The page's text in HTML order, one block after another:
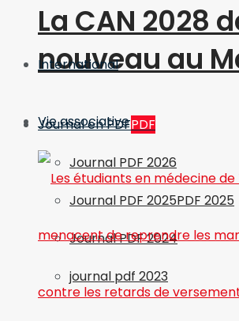
La CAN 2028
nouveau au
Journal en PDFPDF
Journal PDF 2026
Journal PDF 2025PDF 2025
Journal PDF 2024
journal pdf 2023
International
Vie associative